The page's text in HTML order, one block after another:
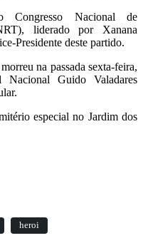
Congresso Nacional de
liderado por Xanana
Presidente deste partido.
na passada sexta-feira,
Guido Valadares
especial no Jardim dos
heroi